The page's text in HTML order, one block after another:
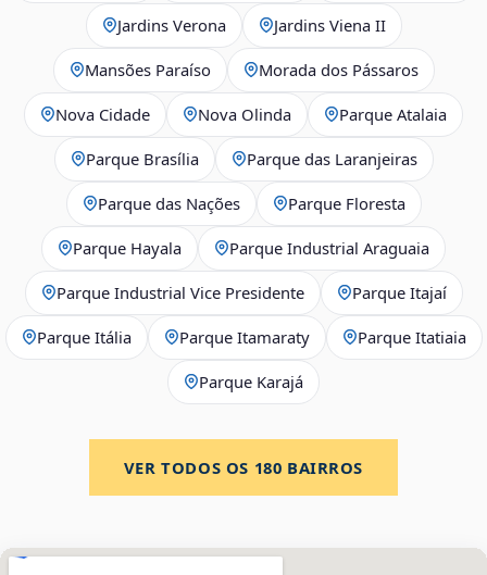
Jardins Verona Jardins Viena II
Mansões Paraíso Morada dos Pássaros
Nova Cidade Nova Olinda Parque Atalaia
Parque Brasília Parque das Laranjeiras
Parque das Nações Parque Floresta
Parque Hayala Parque Industrial Araguaia
Parque Industrial Vice Presidente Parque Itajaí
Parque Itália Parque Itamaraty Parque Itatiaia
Parque Karajá
VER TODOS OS 180 BAIRROS